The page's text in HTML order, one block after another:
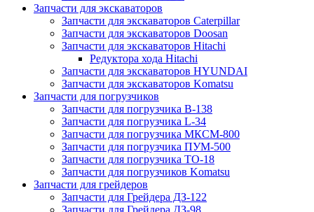
Запчасти для экскаваторов
Запчасти для экскаваторов Caterpillar
Запчасти для экскаваторов Doosan
Запчасти для экскаваторов Hitachi
Редуктора хода Hitachi
Запчасти для экскаваторов HYUNDAI
Запчасти для экскаваторов Komatsu
Запчасти для погрузчиков
Запчасти для погрузчика B-138
Запчасти для погрузчика L-34
Запчасти для погрузчика МКСМ-800
Запчасти для погрузчика ПУМ-500
Запчасти для погрузчика ТО-18
Запчасти для погрузчиков Komatsu
Запчасти для грейдеров
Запчасти для Грейдера ДЗ-122
Запчасти для Грейдера ДЗ-98